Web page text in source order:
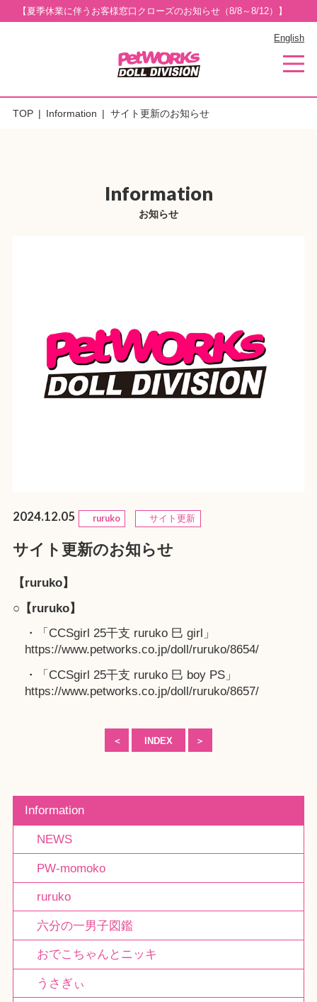
【夏季休業に伴うお客様窓口クローズのお知らせ（8/8～8/12）】
English
TOP Information サイト更新のお知らせ
Information
お知らせ
2024.12.05 ruruko サイト更新
サイト更新のお知らせ
【ruruko】
○【ruruko】
・「CCSgirl 25干支 ruruko 巳 girl」
https://www.petworks.co.jp/doll/ruruko/8654/
・「CCSgirl 25干支 ruruko 巳 boy PS」
https://www.petworks.co.jp/doll/ruruko/8657/
＜ INDEX ＞
Information
NEWS
PW-momoko
ruruko
六分の一男子図鑑
おでこちゃんとニッキ
うさぎぃ